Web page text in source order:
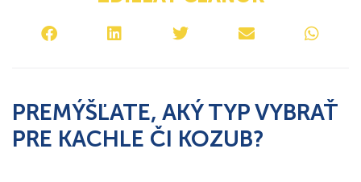
PREMÝŠĽATE, AKÝ TYP VYBRAŤ
PRE KACHLE ČI KOZUB?